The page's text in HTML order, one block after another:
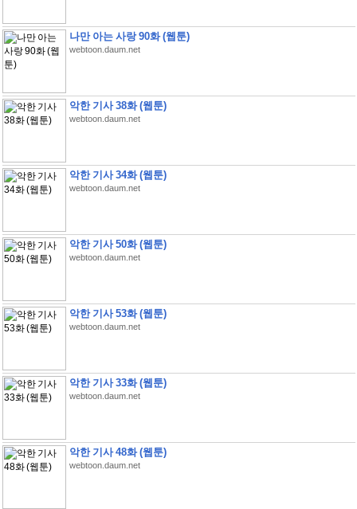
나만 아는 사랑 90화 (웹툰)
webtoon.daum.net
악한 기사 38화 (웹툰)
webtoon.daum.net
악한 기사 34화 (웹툰)
webtoon.daum.net
악한 기사 50화 (웹툰)
webtoon.daum.net
악한 기사 53화 (웹툰)
webtoon.daum.net
악한 기사 33화 (웹툰)
webtoon.daum.net
악한 기사 48화 (웹툰)
webtoon.daum.net